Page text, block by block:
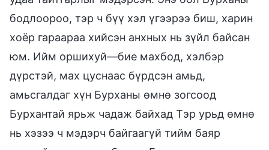
бодлоороо, тэр ч бүү хэл үгээрээ биш, харин
хоёр гараараа хийсэн анхных нь зүйл байсан
юм. Ийм оршихуй—бие махбод, хэлбэр
дүрстэй, мах цуснаас бүрдсэн амьд,
амьсгалдаг хүн Бурханы өмнө зогсоод
Бурхантай ярьж чадаж байхад Тэр урьд өмнө
нь хэзээ ч мэдэрч байгаагүй тийм баяр